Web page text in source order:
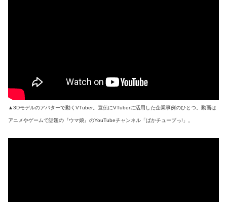
▲3Dモデルのアバターで動くVTuber。宣伝にVTuberに活用した企業事例のひとつ。動画は
アニメやゲームで話題の『ウマ娘』のYouTubeチャンネル「ぱかチューブっ!」。